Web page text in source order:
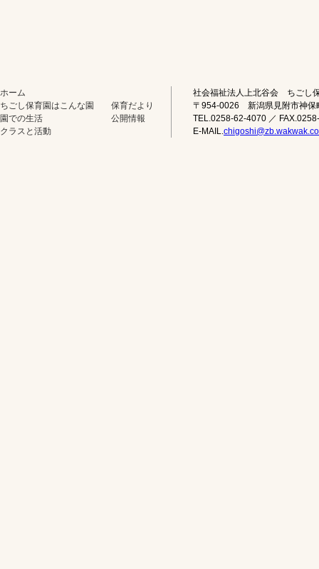
ホーム
ちごし保育園はこんな園
園での生活
クラスと活動
保育だより
公開情報
社会福祉法人上北谷会 ちごし
〒954-0026 新潟県見附市神保
TEL.0258-62-4070 ／
E-MAIL.